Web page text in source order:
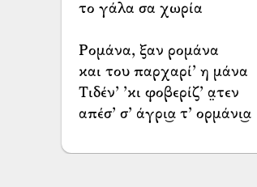
το γάλα σα χωρία
Ρομάνα, ξαν ρομάνα
και του παρχαρί’ η μάνα
Τιδέν’ ’κι φοβερίζ’ α̤τεν
απέσ’ σ’ άγρι͜α τ’ ορμάνι͜α